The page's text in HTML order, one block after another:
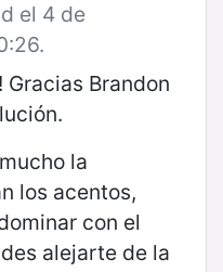
el 4 de
Gracias Brandon
la
los acentos,
con el
alejarte de la